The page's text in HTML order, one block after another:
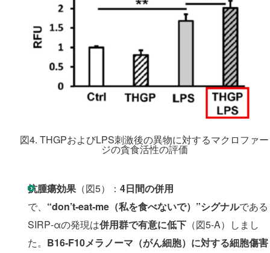
図4. THGPおよびLPS刺激後の異物に対するマクロファー
ジの貪食活性の評価
抗腫瘍効果 （図5）： 4日間の併用
で、 “don’t‑eat‑me（私を食べないで）”シグナルである
SIRP‑αの発現は併用群で有意に低下 （図5-A）しまし
た。 B16-F10メラノーマ（がん細胞）に対する細胞傷害